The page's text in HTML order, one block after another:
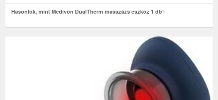
Hasonlók, mint Medivon DualTherm masszázs eszköz 1 db